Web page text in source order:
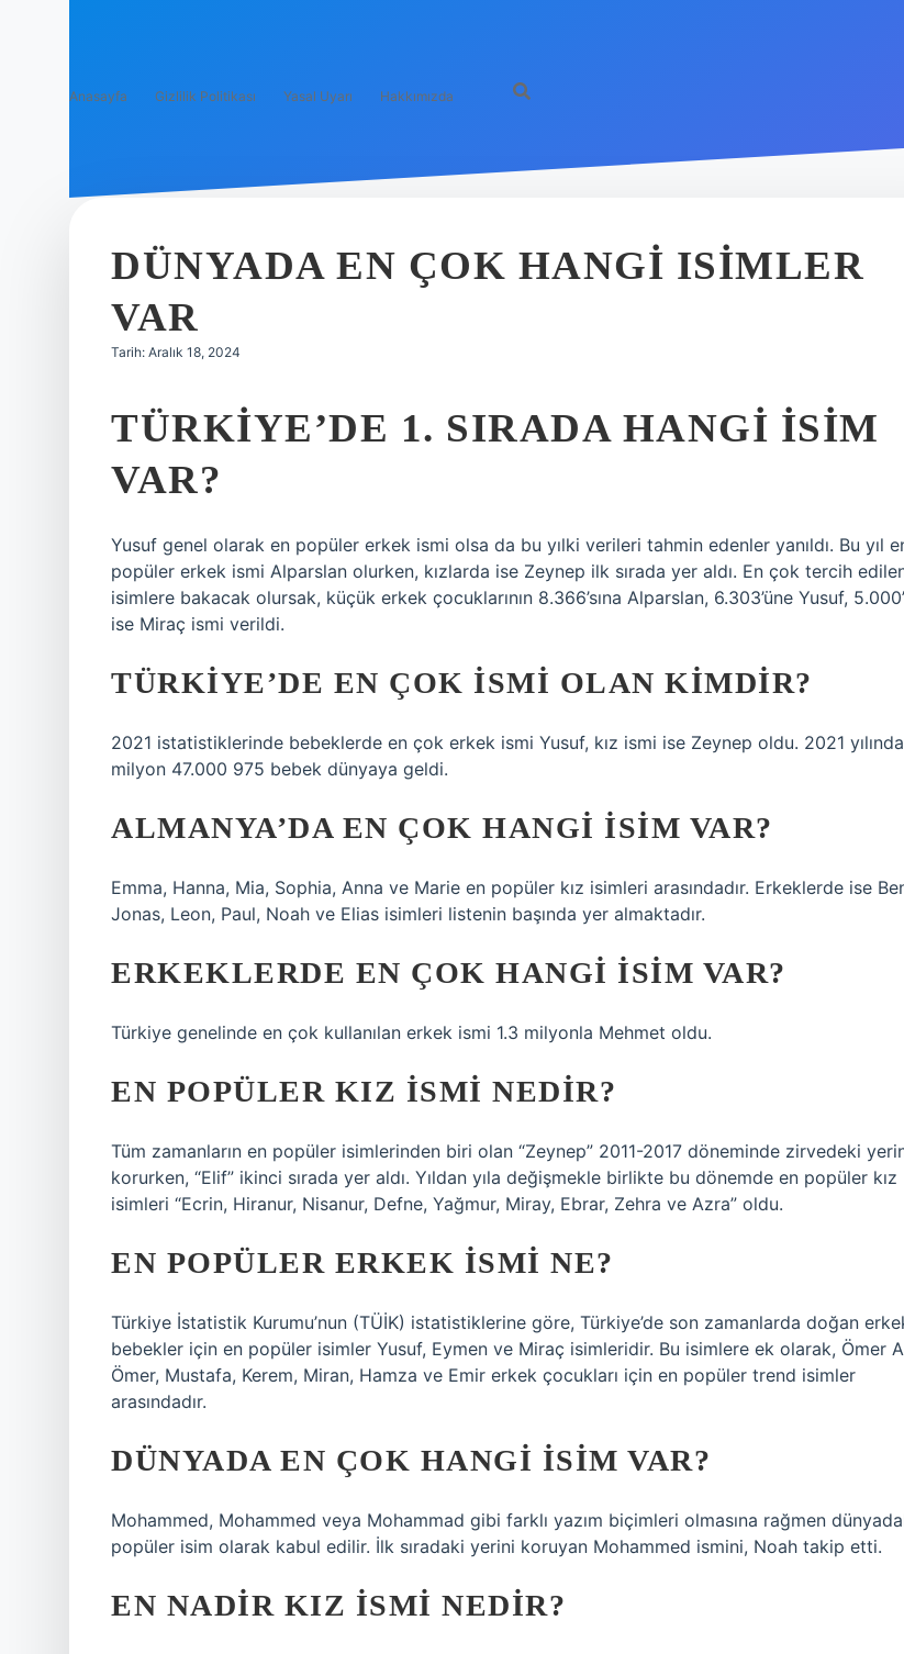
Anasayfa Gizlilik Politikası Yasal Uyarı Hakkımızda
DÜNYADA EN ÇOK HANGI ISIMLER
VAR
Tarih: Aralık 18, 2024
TÜRKIYE’DE 1. SIRADA HANGI ISIM
VAR?
Yusuf genel olarak en popüler erkek ismi olsa da bu yılki verileri tahmin edenler yanıldı. Bu yıl
popüler erkek ismi Alparslan olurken, kızlarda ise Zeynep ilk sırada yer aldı. En çok tercih
isimlere bakacak olursak, küçük erkek çocuklarının 8.366’sına Alparslan, 6.303’üne Yusuf,
ise Miraç ismi verildi.
TÜRKIYE’DE EN ÇOK ISMI OLAN KIMDIR?
2021 istatistiklerinde bebeklerde en çok erkek ismi Yusuf, kız ismi ise Zeynep oldu. 2021
milyon 47.000 975 bebek dünyaya geldi.
ALMANYA’DA EN ÇOK HANGI ISIM VAR?
Emma, ​​​​​​​​Hanna, Mia, Sophia, Anna ve Marie en popüler kız isimleri arasındadır. Erkeklerde ise
Jonas, Leon, Paul, Noah ve Elias isimleri listenin başında yer almaktadır.
ERKEKLERDE EN ÇOK HANGI ISIM VAR?
Türkiye genelinde en çok kullanılan erkek ismi 1.3 milyonla Mehmet oldu.
EN POPÜLER KIZ ISMI NEDIR?
Tüm zamanların en popüler isimlerinden biri olan “Zeynep” 2011-2017 döneminde zirvedeki
korurken, “Elif” ikinci sırada yer aldı. Yıldan yıla değişmekle birlikte bu dönemde en popüler kız
isimleri “Ecrin, Hiranur, Nisanur, Defne, Yağmur, Miray, Ebrar, Zehra ve Azra” oldu.
EN POPÜLER ERKEK ISMI NE?
Türkiye İstatistik Kurumu’nun (TÜİK) istatistiklerine göre, Türkiye’de son zamanlarda doğan
bebekler için en popüler isimler Yusuf, Eymen ve Miraç isimleridir. Bu isimlere ek olarak, Ömer
Ömer, Mustafa, Kerem, Miran, Hamza ve Emir erkek çocukları için en popüler trend isimler
arasındadır.
DÜNYADA EN ÇOK HANGI ISIM VAR?
Mohammed, Mohammed veya Mohammad gibi farklı yazım biçimleri olmasına rağmen
popüler isim olarak kabul edilir. İlk sıradaki yerini koruyan Mohammed ismini, Noah takip etti.
EN NADIR KIZ ISMI NEDIR?